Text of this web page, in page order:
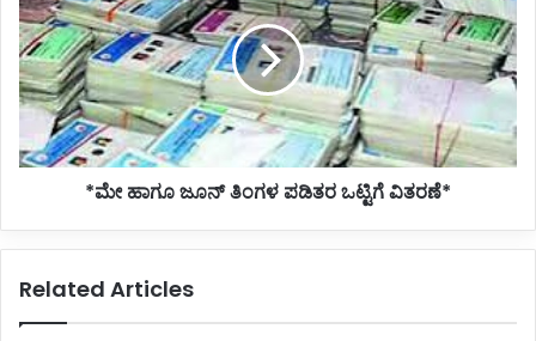
ಜೂನ್
ತಿಂಗಳ
ಪಡಿತರ
ಒಟ್ಟಿಗೆ
ವಿತರಣೆ*
*ಮೇ ಹಾಗೂ ಜೂನ್ ತಿಂಗಳ ಪಡಿತರ ಒಟ್ಟಿಗೆ ವಿತರಣೆ*
Related Articles